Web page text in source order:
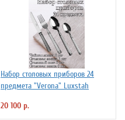
Набор столовых приборов 24
предмета "Verona" Luxstah
20 100 р.